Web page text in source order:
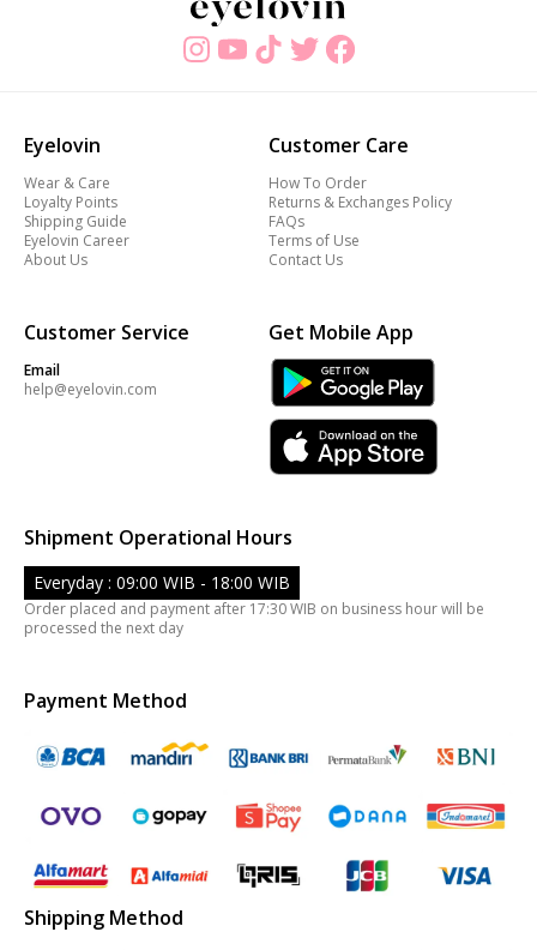
Eyelovin
Wear & Care
Loyalty Points
Shipping Guide
Eyelovin Career
About Us
Customer Care
How To Order
Returns & Exchanges Policy
FAQs
Terms of Use
Contact Us
Customer Service
Email
help@eyelovin.com
Get Mobile App
Shipment Operational Hours
Everyday : 09:00 WIB - 18:00 WIB
Order placed and payment after 17:30 WIB on business hour will be
processed the next day
Payment Method
Shipping Method